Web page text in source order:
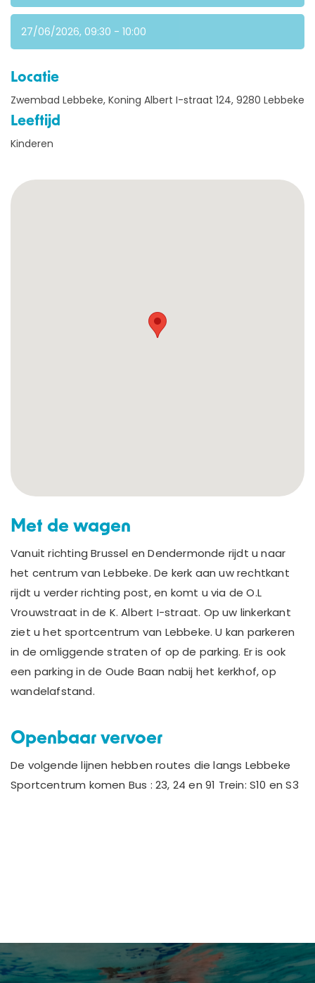
OVER ONS
Cadeaubon
27/06/2026, 09:30 - 10:00
Locatie
Zwembad Lebbeke, Koning Albert I-straat 124, 9280 Lebbeke
Leeftijd
Kinderen
Met de wagen
Vanuit richting Brussel en Dendermonde rijdt u naar
het centrum van Lebbeke. De kerk aan uw rechtkant
rijdt u verder richting post, en komt u via de O.L
Vrouwstraat in de K. Albert I-straat. Op uw linkerkant
ziet u het sportcentrum van Lebbeke. U kan parkeren
in de omliggende straten of op de parking. Er is ook
een parking in de Oude Baan nabij het kerkhof, op
wandelafstand.
Openbaar vervoer
De volgende lijnen hebben routes die langs Lebbeke
Sportcentrum komen Bus : 23, 24 en 91 Trein: S10 en S3